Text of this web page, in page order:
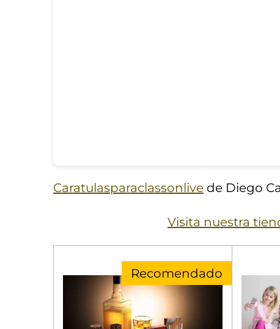
Caratulasparaclassonlive de Diego
Visita nuestra
Recomendado